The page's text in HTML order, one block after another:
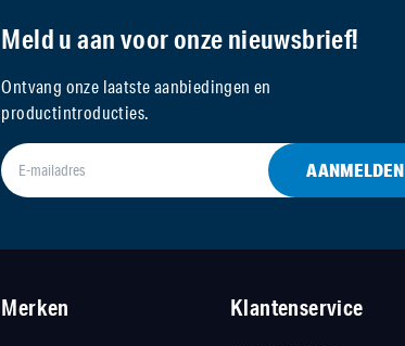
Meld u aan voor onze nieuwsbrief!
Ontvang onze laatste aanbiedingen en
productintroducties.
AANMELDEN
Merken Klantenservice